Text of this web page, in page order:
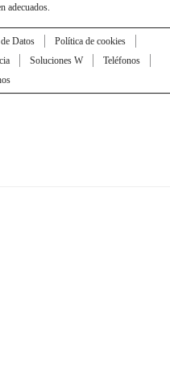
adecuados.
Datos
Política de cookies
Soluciones W
Teléfonos